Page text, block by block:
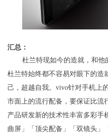
汇总：
杜兰特现如今的造就，和他
杜兰特始终都不容易对眼下的造
己，超越自我。vivo针对手机上
市面上的流行配备，要保证比流
产品研发新的技术性丰富多彩手
曲屏」「顶尖配备」「双镜头」